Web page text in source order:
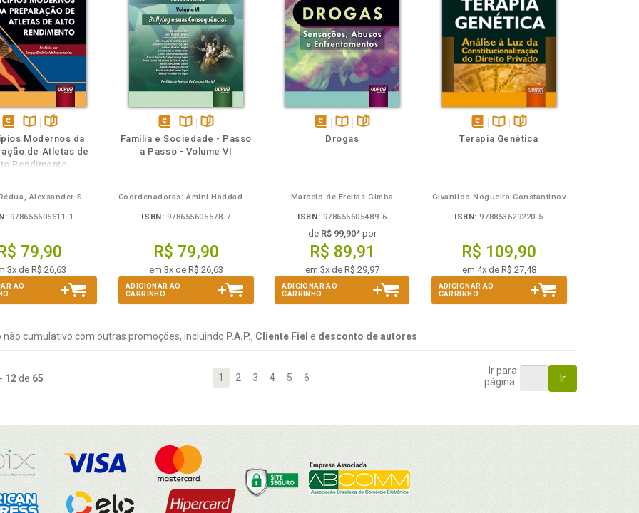
disponível
em
eBook
Disponível
na
B.V.
páginas
Modernos da
de Atletas de
Rendimento
Augusto Rédua, Alexsander S. Pavlov e Sergey E. Pavlov
978655605611-1
R$ 79,90
3x de R$ 26,63
AO
disponível
em
Disponível
na
páginas
Família e Sociedade - Passo
a Passo - Volume VI
Coordenadoras: Amini Haddad Campos e Rosa Graciéla de Campos Lopes
ISBN: 978655605578-7
R$ 79,90
em 3x de R$ 26,63
ADICIONAR AO
CARRINHO
disponível
Disponível
páginas
Drogas
Marcelo de Freitas Gimba
ISBN: 978655605489-6
deR$ 99,90* por
R$ 89,91
em 3x de R$ 29,97
ADICIONAR AO
CARRINHO
disponível
Também
Disponível
Folheie
páginas
Terapia Genética
Givanildo Nogueira Constantinov
ISBN: 978853629220-5
R$ 109,90
em 4x de R$ 27,48
ADICIONAR AO
CARRINHO
não cumulativo com outras promoções, incluindo P.A.P., Cliente Fiel e desconto de autores
- 12de 65 1 2 3 4 5 6
Ir para
página:
Ir